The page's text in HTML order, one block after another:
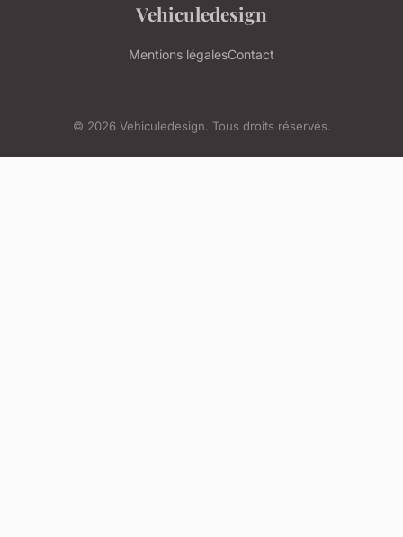
Vehiculedesign
Mentions légalesContact
© 2026 Vehiculedesign. Tous droits réservés.